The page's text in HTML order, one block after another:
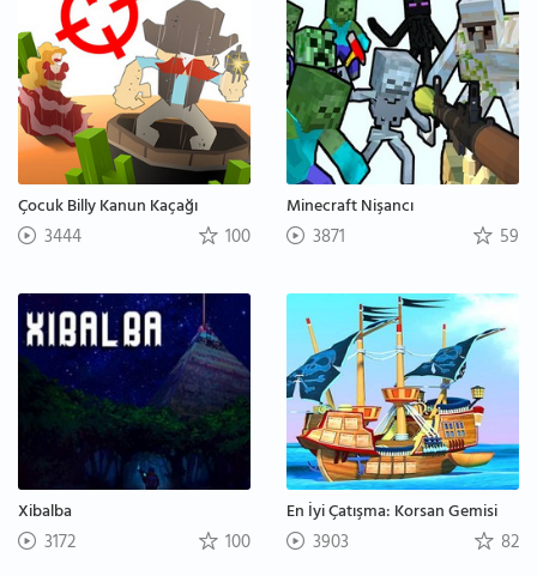
Çocuk Billy Kanun Kaçağı
3444 100
Minecraft Nişancı
3871 59
Xibalba
3172 100
En İyi Çatışma: Korsan Gemisi
3903 82